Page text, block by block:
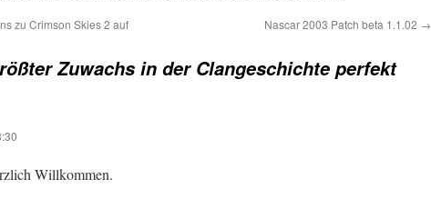
zu Crimson Skies 2 auf Nascar 2003 Patch beta 1.1.02 →
Zuwachs in der Clangeschichte perfekt
Willkommen.